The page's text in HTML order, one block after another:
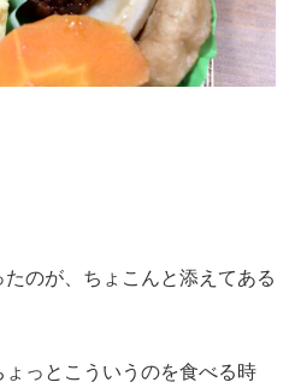
のが、ちょこんと添えてある
っとこういうのを食べる時